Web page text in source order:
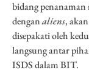
bidang
denganaliens,
disepakati oleh
langsung antar
ISDS dalam BIT.